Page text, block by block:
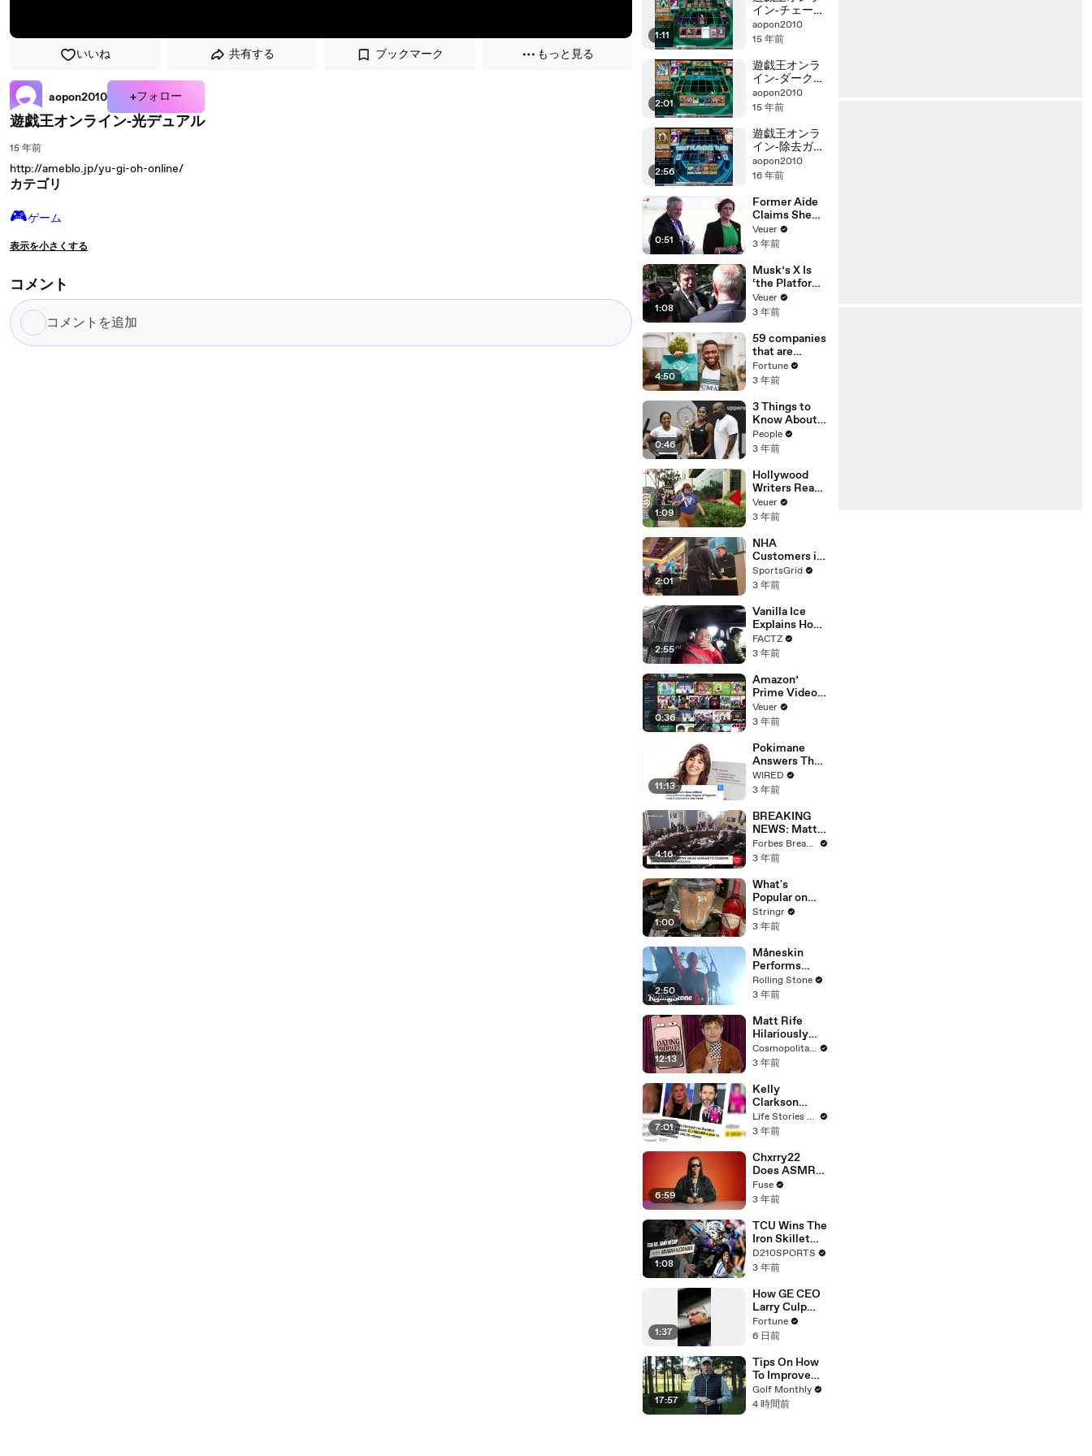
いいね 共有する ブックマーク もっと見る
aopon2010 +フォロー
遊戯王オンライン‐光デュアル
15 年前
http://ameblo.jp/yu-gi-oh-online/
カテゴリ
🎮️ゲーム
表示を小さくする
コメント
コ
メ
1:11
イン‐チェーン
バーン
aopon2010
15 年前
2:01
遊戯王オンラ
イン‐ダークガ
イア１キル
aopon2010
15 年前
2:56
遊戯王オンラ
イン‐除去ガジ
ェット
aopon2010
16 年前
0:51
Former Aide
Claims She
Was Asked to
Make a ‘Hit
Trump
Veuer
3 年前
1:08
Musk’s X Is
‘the Platform
With the
Largest Ratio
Misinformatio
n or
Disinformatio
n’ Amongst
All Social
Media
Platforms
Veuer
3 年前
4:50
59 companies
that are
changing the
world: From
Chobani
Fortune
3 年前
0:46
3 Things to
Know About
Coco Gauff's
Parents
People
3 年前
1:09
Hollywood
Writers Reach
‘Tentative
Agreement’
After 146 Day
Strike
Veuer
3 年前
2:01
NHA
Customers in
Limbo as
Company
Potential
Merger
SportsGrid
3 年前
2:55
Vanilla Ice
Explains How
the 90’s
Shaped
FACTZ
3 年前
0:36
Amazon’
Prime Video
Will Show
Commercials
Year
Veuer
3 年前
11:13
Pokimane
Answers The
Web's Most
Searched
WIRED
3 年前
4:16
BREAKING
NEWS: Matt
Gaetz Tells
House
'I'm Not Going
To Vote For A
Continuing
Resolution'
Forbes Breaking News
3 年前
1:00
What's
Popular on
Uber Eats?
Stringr
3 年前
2:50
Måneskin
Performs
"HONEY" at
MSG
Rolling Stone
3 年前
12:13
Matt Rife
Hilariously
Roasts Your
Dating
Cosmopolitan
Cosmopolitan USA
3 年前
7:01
Kelly
Clarkson
Fights Back
Against
Blackstock In
Devastating
Divorce
Battle
Life Stories By Goalcast
3 年前
6:59
Chxrry22
Does ASMR
with Matcha,
Talks Using
Escape &
Touring with
The Weeknd
Fuse
3 年前
1:08
TCU Wins The
Iron Skillet
With A 34-17
Win Over
D210SPORTS
3 年前
1:37
How GE CEO
Larry Culp
pulled off the
turnaround of
Fortune
6 日前
17:57
Tips On How
To Improve
Without
Changing
Golf Monthly
4 時間前